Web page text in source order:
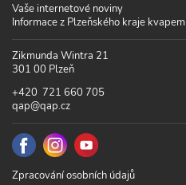
Vaše internetové noviny
Informace z Plzeňského kraje kvapem
Zikmunda Wintra 21
301 00 Plzeň
+420 721 660 705
qap@qap.cz
Zpracování osobních údajů